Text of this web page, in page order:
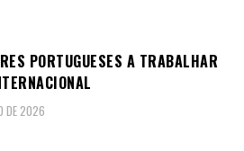
PORTUGUESES A TRABALHAR
DE 2026